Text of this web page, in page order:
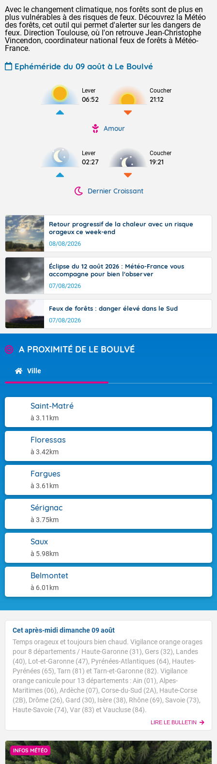
Avec le changement climatique, nos forêts sont de plus en
plus vulnérables à des risques de feux. Découvrez la Météo
des forêts, cet outil qui permet d'alerter sur les dangers de
feux. Direction Toulouse, où l'on retrouve Jean-Christophe
Vincendon, coordinateur national feux de forêts à Météo-
France.
Ephéméride du 09 août à Le Boulvé
Lever
06:52
Coucher
21:12
Amour
Lever
02:27
Coucher
19:21
Dernier Croissant
Retour progressif de la chaleur avec un risque
orageux ce week-end
08/08/2026
Éclipse du 12 août 2026 : Météo-France vous
accompagne pour bien l'observer
07/08/2026
Feux de forêts : danger élevé dans le Sud
07/08/2026
A PROXIMITÉ DE LE BOULVÉ
Ville
Saint-Matré
à 3.11km
Floressas
à 3.42km
Fargues
à 3.61km
Sérignac
à 3.75km
Saux
à 5.98km
Belmontet
à 6.01km
Cet après-midi dimanche 09 août
Temps orageux et toujours bien chaud. Vigilance orange orages
pour 8 départements / Haute-Garonne (31), Gers (32), Landes
(40), Lot-et-Garonne (47), Pyrénées-Atlantiques (64), Hautes-
Pyrénées (65), Tarn (81) et Tarn-et-Garonne (82). Vigilance
orange canicule pour 13 départements : Ain (01), Alpes-
Maritimes (06), Ardèche (07), Corse-du-Sud (2A), Haute-Corse
(2B), Drôme (26), Gard (30), Isère (38), Rhône (69), Savoie (73),
Haute-Savoie (74), Var (83) et Vaucluse (84).
LIRE LE BULLETIN
INFOS MÉTÉO